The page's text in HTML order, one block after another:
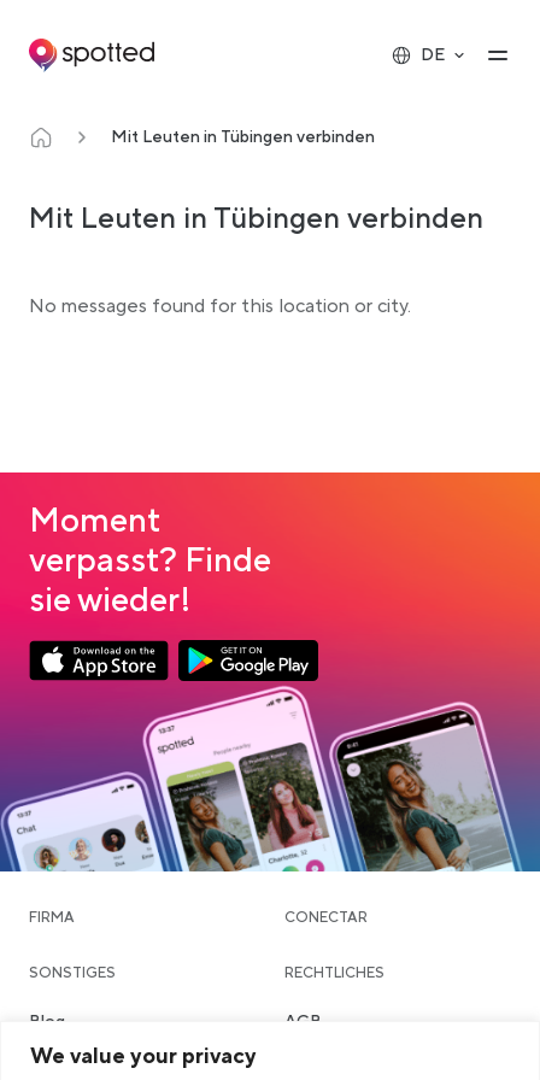
We value your privacy
Main navigation
DE
Mit Leuten in Tübingen verbinden
Mit Leuten in Tübingen verbinden
No messages found for this location or city.
Moment
verpasst? Finde
sie wieder!
Google Play Download
FIRMA CONECTAR
SONSTIGES
Blog
Community & Dating
RECHTLICHES
AGB